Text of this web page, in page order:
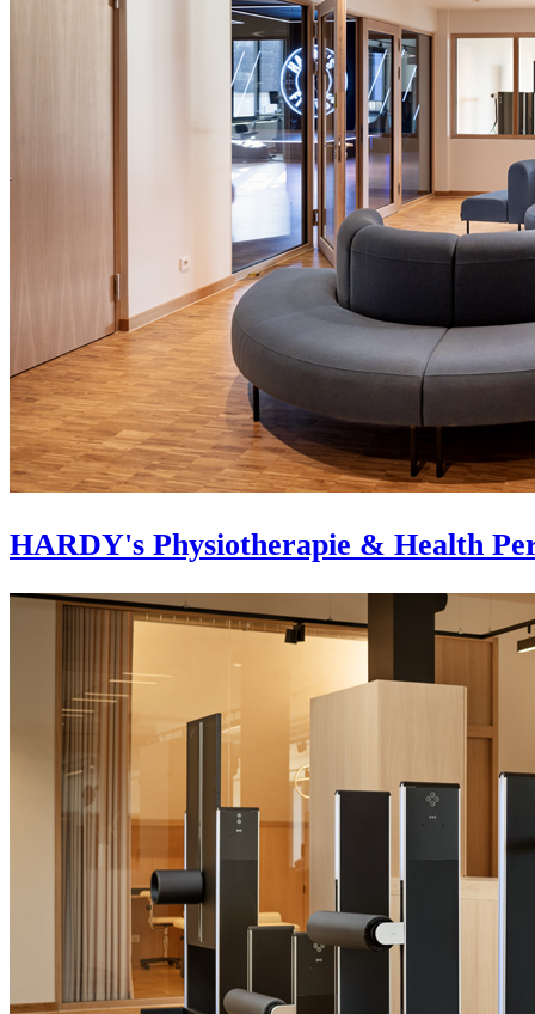
HARDY's Physiotherapie & Health